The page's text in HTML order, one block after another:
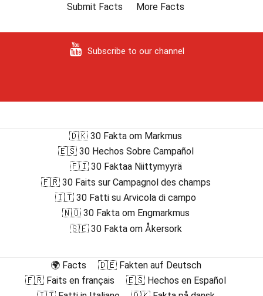
Submit Facts
More Facts
Subscribe to our channel
🇩🇰 30 Fakta om Markmus
🇪🇸 30 Hechos Sobre Campañol
🇫🇮 30 Faktaa Niittymyyrä
🇫🇷 30 Faits sur Campagnol des champs
🇮🇹 30 Fatti su Arvicola di campo
🇳🇴 30 Fakta om Engmarkmus
🇸🇪 30 Fakta om Åkersork
🌍 Facts
🇩🇪 Fakten auf Deutsch
🇫🇷 Faits en français
🇪🇸 Hechos en Español